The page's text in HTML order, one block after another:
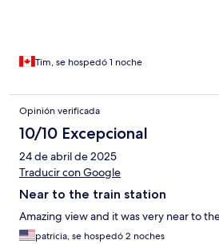
Tim, se hospedó 1 noche
Opinión verificada
10/10 Excepcional
24 de abril de 2025
Traducir con Google
Near to the train station
Amazing view and it was very near to
patricia, se hospedó 2 noches